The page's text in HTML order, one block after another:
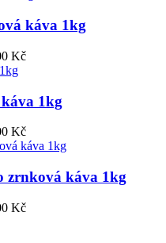
káva 1kg
Kč
1kg
Kč
zrnková káva 1kg
Kč